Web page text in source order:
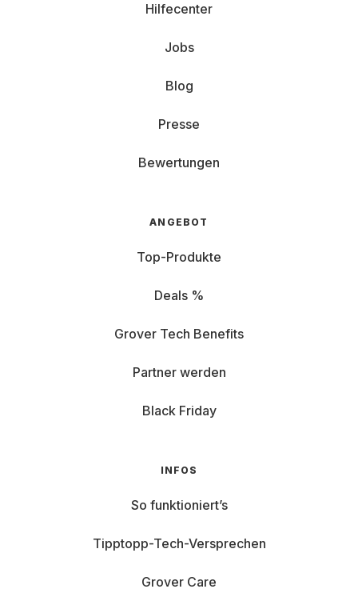
Hilfecenter
Jobs
Blog
Presse
Bewertungen
ANGEBOT
Top-Produkte
Deals %
Grover Tech Benefits
Partner werden
Black Friday
INFOS
So funktioniert’s
Tipptopp-Tech-Versprechen
Grover Care